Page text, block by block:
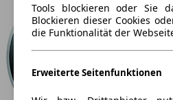
Tools blockieren oder Sie
Blockieren dieser Cookies
die Funktionalität der
Erweiterte Seitenfunktionen